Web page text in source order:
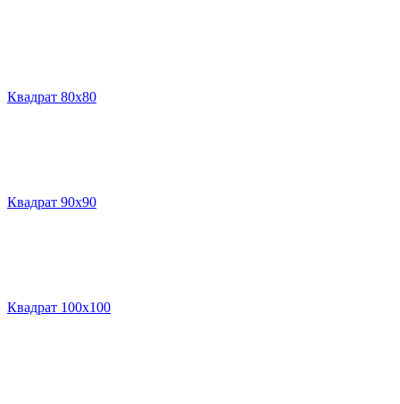
Квадрат 80х80
Квадрат 90х90
Квадрат 100х100